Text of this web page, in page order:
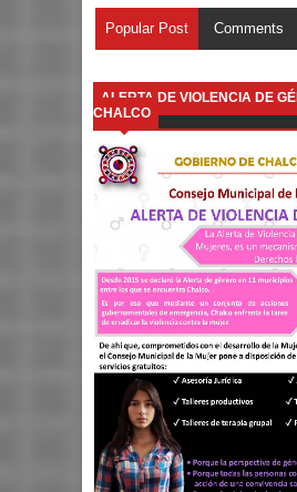
Popular Post Comments
ALERTA DE VIOLENCIA DE
CHALCO